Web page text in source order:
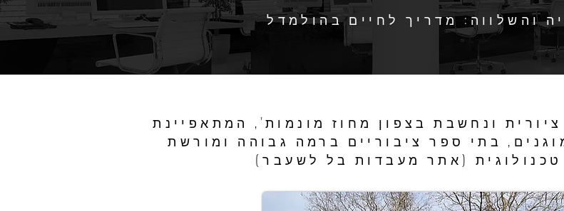
והשלווה: מדריך לחיים בהולמדל
ונחשבת בצפון מחוז מונמות', המתאפיינת
בתי ספר ציבוריים ברמה גבוהה ומורשת
(אתר מעבדות בל לשעבר)